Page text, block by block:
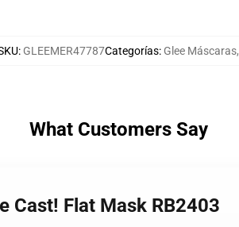
: GLEEMER47787Categorías: Glee Máscaras,
What Customers Say
Cast! Flat Mask RB2403